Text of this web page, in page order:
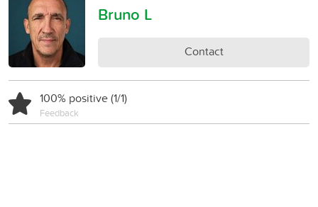
Bruno L
Contact
100% positive (1/1)
Feedback